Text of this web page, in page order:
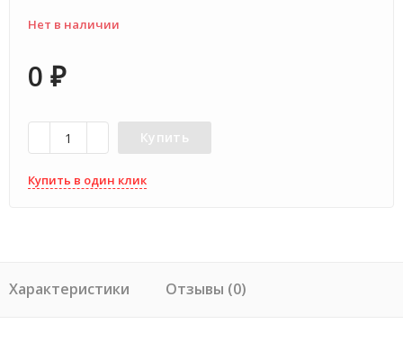
Нет в наличии
0 ₽
Купить
Купить в один клик
Характеристики Отзывы (0)